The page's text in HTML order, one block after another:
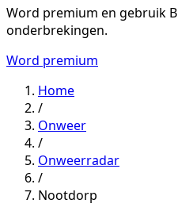
Word premium en gebruik
onderbrekingen.
Word premium
Home
/
Onweer
/
Onweerradar
/
Nootdorp